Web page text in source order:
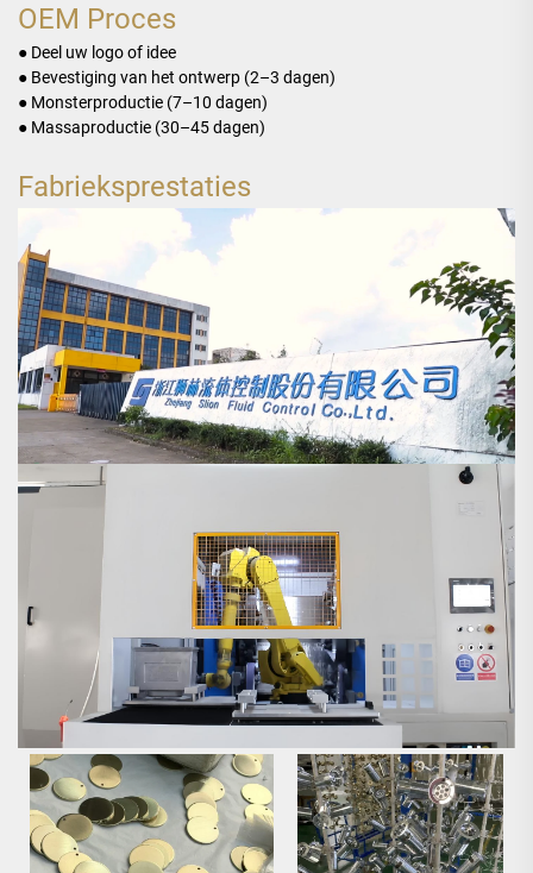
OEM Proces
● Deel uw logo of idee
● Bevestiging van het ontwerp (2–3 dagen)
● Monsterproductie (7–10 dagen)
● Massaproductie (30–45 dagen)
Fabrieksprestaties